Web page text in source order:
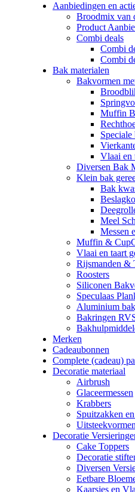
Aanbiedingen en
Broodmix van
Product
Combi deals
Combi
Combi
Bak materialen
Bakvormen
Muffin
Vlaai en
Diversen Bak
Klein bak
Bak
Meel
Messen
Muffin &
Vlaai en taart
Rijsmanden &
Roosters
Siliconen
Speculaas
Aluminium
Bakringen
Merken
Cadeaubonnen
Complete (cadeau)
Decoratie materiaal
Airbrush
Glaceermessen
Krabbers
Spuitzakken
Uitsteekvormen
Decoratie
Cake Toppers
Decoratie
Diversen
Eetbare
Kaarsjes en